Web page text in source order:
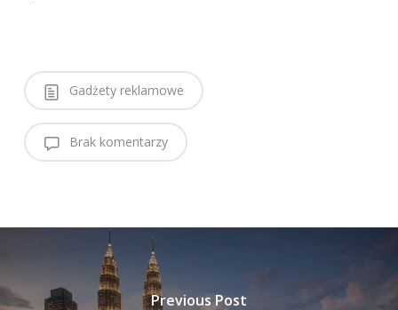
Gadżety reklamowe
Brak komentarzy
Previous Post